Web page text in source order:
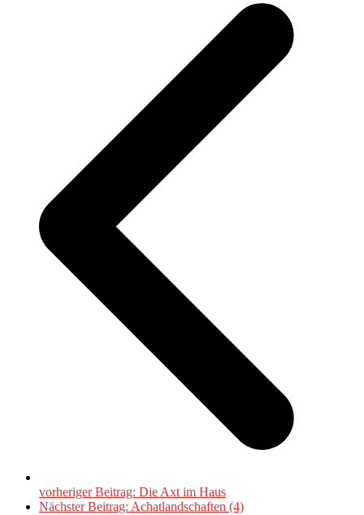
vorheriger Beitrag: Die Axt im Haus
Nächster Beitrag: Achatlandschaften (4)